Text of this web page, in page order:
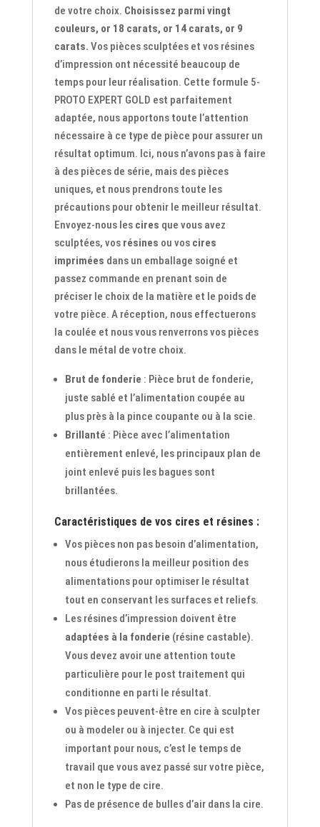
de votre choix. Choisissez parmi vingt
couleurs, or 18 carats, or 14 carats, or 9
carats. Vos pièces sculptées et vos résines
d’impression ont nécessité beaucoup de
temps pour leur réalisation. Cette formule 5-
PROTO EXPERT GOLD est parfaitement
adaptée, nous apportons toute l’attention
nécessaire à ce type de pièce pour assurer un
résultat optimum. Ici, nous n’avons pas à faire
à des pièces de série, mais des pièces
uniques, et nous prendrons toute les
précautions pour obtenir le meilleur résultat.
Envoyez-nous les cires que vous avez
sculptées, vos résines ou vos cires
imprimées dans un emballage soigné et
passez commande en prenant soin de
préciser le choix de la matière et le poids de
votre pièce. A réception, nous effectuerons
la coulée et nous vous renverrons vos pièces
dans le métal de votre choix.
Brut de fonderie : Pièce brut de fonderie,
juste sablé et l’alimentation coupée au
plus près à la pince coupante ou à la scie.
Brillanté : Pièce avec l’alimentation
entièrement enlevé, les principaux plan de
joint enlevé puis les bagues sont
brillantées.
Caractéristiques de vos cires et résines :
Vos pièces non pas besoin d’alimentation,
nous étudierons la meilleur position des
alimentations pour optimiser le résultat
tout en conservant les surfaces et reliefs.
Les résines d’impression doivent être
adaptées à la fonderie (résine castable).
Vous devez avoir une attention toute
particulière pour le post traitement qui
conditionne en parti le résultat.
Vos pièces peuvent-être en cire à sculpter
ou à modeler ou à injecter. Ce qui est
important pour nous, c’est le temps de
travail que vous avez passé sur votre pièce,
et non le type de cire.
Pas de présence de bulles d’air dans la cire.